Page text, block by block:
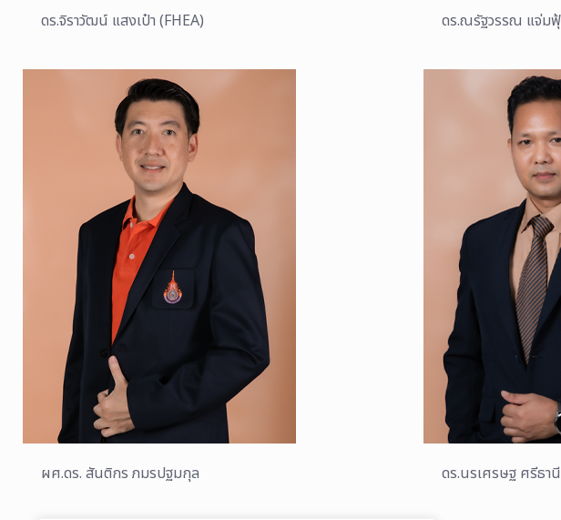
ดร.จิราวัฒน์ แสงเป๋า (FHEA) ดร.ณรัฐวรรณ แจ่ม
ผศ.ดร. สันติกร ภมรปฐมกุล ดร.นรเศรษฐ ศรีธานี